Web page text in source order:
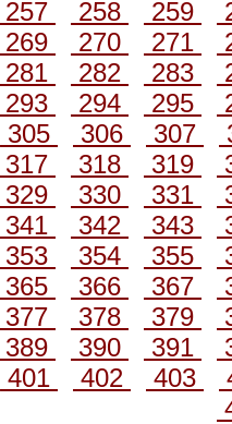
257
258 259
269
270 271
281
282 283
293
294 295
305
306 307
317
318 319
329
330 331
341
342 343
353
354 355
365
366 367
377
378 379
389
390 391
401
402 403